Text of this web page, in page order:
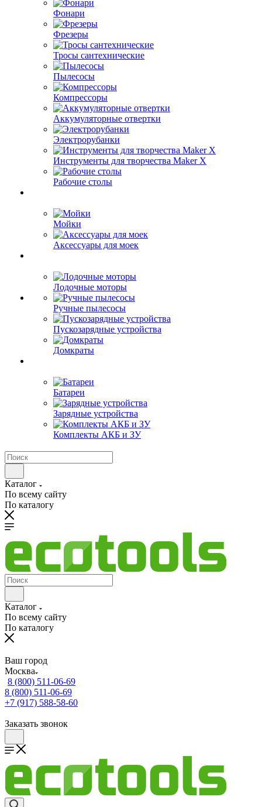
Фонари
Фрезеры
Тросы сантехнические
Пылесосы
Компрессоры
Аккумуляторные отвертки
Электрорубанки
Инструменты для творчества Maker X
Рабочие столы
Мойки
Аксессуары для моек
Лодочные моторы
Ручные пылесосы
Пускозарядные устройства
Домкраты
Батареи
Зарядные устройства
Комплекты АКБ и ЗУ
Каталог
По всему сайту
По каталогу
Каталог
По всему сайту
По каталогу
Ваш город
Москва
8 (800) 511-06-69
8 (800) 511-06-69
+7 (917) 588-58-60
Заказать звонок